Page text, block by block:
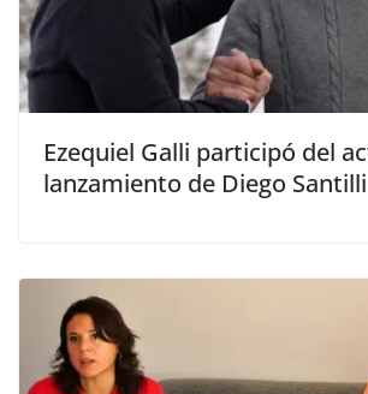
Ezequiel Galli participó del
lanzamiento de Diego Santilli